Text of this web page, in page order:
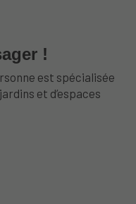
!
est spécialisée
et d’espaces